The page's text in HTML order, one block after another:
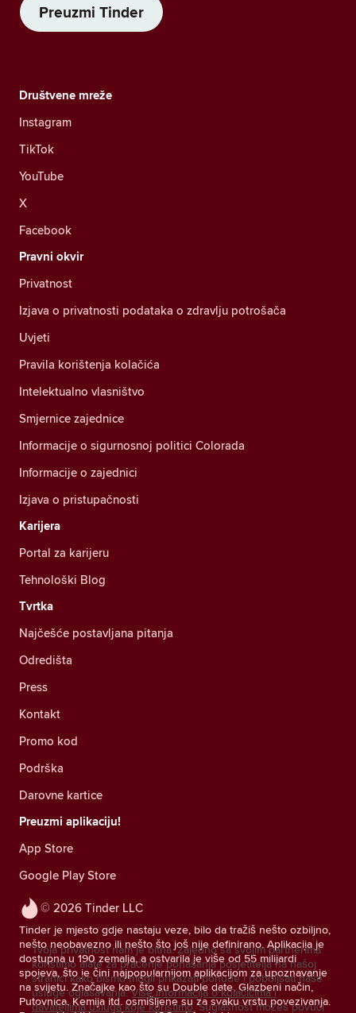
Preuzmi Tinder
© 2026 Tinder LLC
Tinder je mjesto gdje nastaju veze, bilo da tražiš nešto ozbiljno,
nešto neobavezno ili nešto što još nije definirano. Aplikacija je
dostupna u 190 zemalja, a ostvarila je više od 55 milijardi
spojeva, što je čini najpopularnijom aplikacijom za upoznavanje
na svijetu. Značajke kao što su Double date, Glazbeni način,
Putovnica, Kemija itd. osmišljene su za svaku vrstu povezivanja.
Društvene mreže
Instagram
TikTok
YouTube
X
Facebook
Pravni okvir
Privatnost
Izjava o privatnosti podataka o zdravlju potrošača
Uvjeti
Pravila korištenja kolačića
Intelektualno vlasništvo
Smjernice zajednice
Informacije o sigurnosnoj politici Colorada
Informacije o zajednici
Izjava o pristupačnosti
Karijera
Portal za karijeru
Tehnološki Blog
Tvrtka
Najčešće postavljana pitanja
Odredišta
Press
Kontakt
Promo kod
Podrška
Darovne kartice
Preuzmi aplikaciju!
App Store
Google Play Store
Tvoja privatnost nam je bitna. Zajedno sa svojim partnerima
koristimo alate za praćenje ponašanja posjetitelja na našoj
stranici kako bismo mogli prikazati ponude i poboljšati naše
usluge oglašavanja. Više informacija o kolačićima i
davateljima usluga koje koristimo. Suglasnost možeš povući